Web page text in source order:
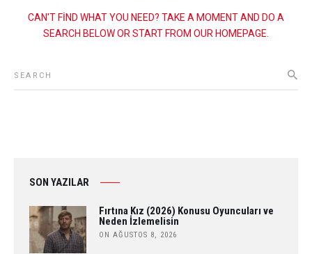
CAN'T FIND WHAT YOU NEED? TAKE A MOMENT AND DO A
SEARCH BELOW OR START FROM OUR HOMEPAGE
SON YAZILAR
Fırtına Kız (2026) Konusu Oyuncuları ve
Neden İzlemelisin
ON AĞUSTOS 8, 2026